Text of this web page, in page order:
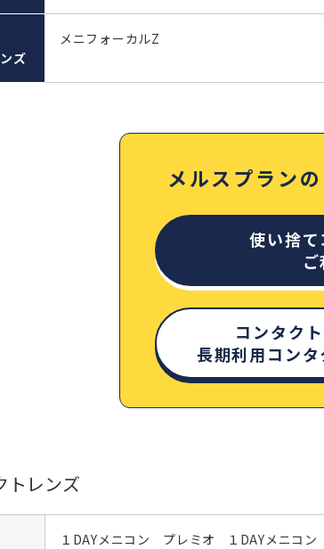
ズ
メニフォーカルZ
メルスプラン
使い捨
コンタク
長期利用コン
トレンズ
１DAYメニコン プレミオ
１DAYメニコ